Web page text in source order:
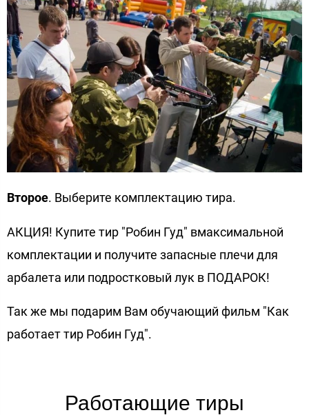
Второе. Выберите комплектацию тира.
АКЦИЯ! Купите тир "Робин Гуд" вмаксимальной
комплектации и получите запасные плечи для
арбалета или подростковый лук в ПОДАРОК!
Так же мы подарим Вам обучающий фильм "Как
работает тир Робин Гуд".
Работающие тиры